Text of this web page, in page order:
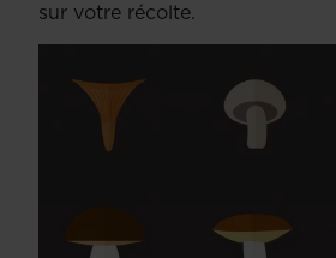
sur votre récolte.